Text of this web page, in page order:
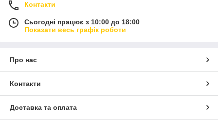
Контакти
Сьогодні працює з 10:00 до 18:00
Показати весь графік роботи
Про нас
Контакти
Доставка та оплата